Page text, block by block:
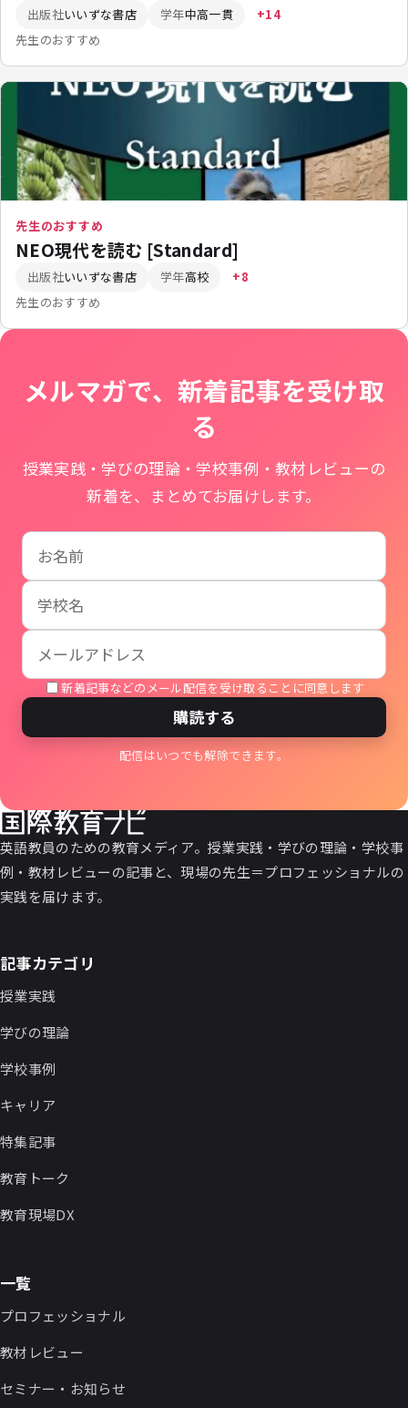
出版社いいずな書店 学年中高一貫 +14
先生のおすすめ
先生のおすすめ
NEO現代を読む [Standard]
出版社いいずな書店 学年高校 +8
先生のおすすめ
メルマガで、新着記事を受け取
る
授業実践・学びの理論・学校事例・教材レビューの
新着を、まとめてお届けします。
お名前
学校名
メールアドレス
新着記事などのメール配信を受け取ることに同意します
購読する
配信はいつでも解除できます。
英語教員のための教育メディア。授業実践・学びの理論・学校事
例・教材レビューの記事と、現場の先生＝プロフェッショナルの
実践を届けます。
記事カテゴリ
授業実践
学びの理論
学校事例
キャリア
特集記事
教育トーク
教育現場DX
一覧
プロフェッショナル
教材レビュー
セミナー・お知らせ